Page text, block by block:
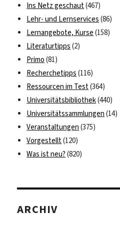
Ins Netz geschaut(467)
Lehr- und Lernservices (86)
Lernangebote, Kurse (158)
Literaturtipps (2)
Primo (81)
Recherchetipps (116)
Ressourcen im Test(364)
Universitätsbibliothek(440)
Universitätssammlungen (14)
Veranstaltungen (375)
Vorgestellt(120)
Was ist neu? (820)
ARCHIV